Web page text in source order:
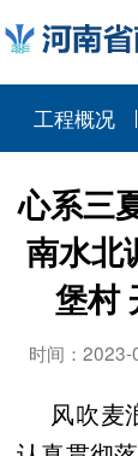
工程概况
心系三
南水北
堡村
时间：2023-
风吹麦